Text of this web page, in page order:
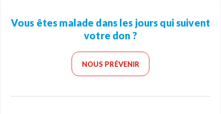
Vous êtes malade dans les jours qui suivent
votre don ?
NOUS PRÉVENIR